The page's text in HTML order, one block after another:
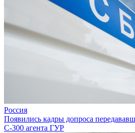
Россия
Появились кадры допроса
C-300 агента ГУР